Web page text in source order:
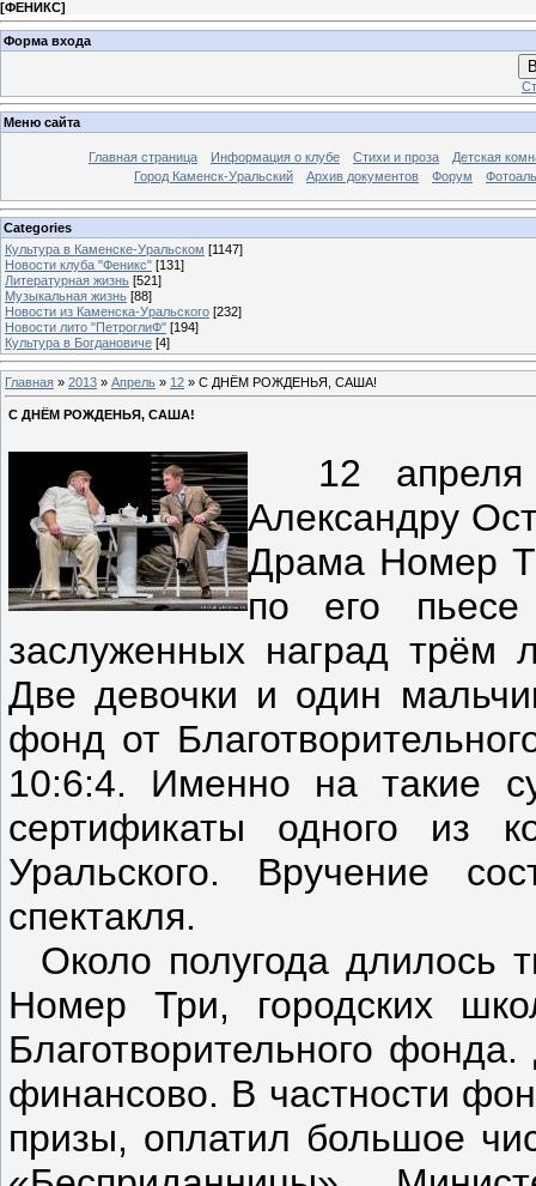
[ФЕНИКС]
Форма входа
Меню сайта
Главная страница Информация о клубе Стихи и проза
Детская
Город Каменск-Уральский
Архив документов Форум
Categories
Культура в Каменске-Уральском [1147]
Новости клуба "Феникс" [131]
Литературная жизнь [521]
Музыкальная жизнь [88]
Новости из Каменска-Уральского [232]
Новости лито "ПетроглиФ" [194]
Культура в Богдановиче [4]
Главная » 2013 » Апрель » 12 » С ДНЁМ РОЖДЕНЬЯ, САША!
С ДНЁМ РОЖДЕНЬЯ, САША!
12 апреля
Александру
Драма Номер
по его пьесе
заслуженных наград трём
Две девочки и один
фонд от
10:6:4. Именно на такие
сертификаты одного из
Уральского. Вручение
спектакля.
Около полугода длилось
Номер Три, городских
Благотворительного
финансово. В частности
призы, оплатил большое